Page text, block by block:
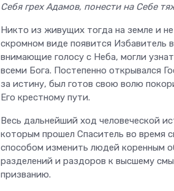
Себя грех Адамов, понести на Себе
Никто из живущих тогда на земле и
скромном виде появится Избавитель
внимающие голосу с Неба, могли
всеми Бога. Постепенно открывался
за истину, был готов свою волю
Его крестному пути.
Весь дальнейший ход человеческой
которым прошел Спаситель во время
способом изменить людей коренным
разделений и раздоров к высшему
призванию.